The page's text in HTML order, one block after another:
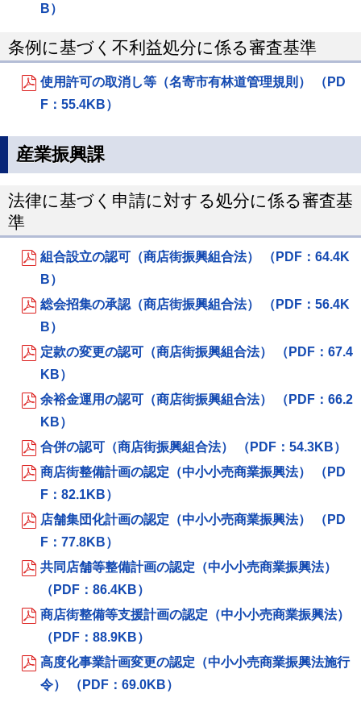
B）
条例に基づく不利益処分に係る審査基準
使用許可の取消し等（名寄市有林道管理規則） （PD
F：55.4KB）
産業振興課
法律に基づく申請に対する処分に係る審査基
準
組合設立の認可（商店街振興組合法） （PDF：64.4K
B）
総会招集の承認（商店街振興組合法） （PDF：56.4K
B）
定款の変更の認可（商店街振興組合法） （PDF：67.4
KB）
余裕金運用の認可（商店街振興組合法） （PDF：66.2
KB）
合併の認可（商店街振興組合法） （PDF：54.3KB）
商店街整備計画の認定（中小小売商業振興法） （PD
F：82.1KB）
店舗集団化計画の認定（中小小売商業振興法） （PD
F：77.8KB）
共同店舗等整備計画の認定（中小小売商業振興法）
（PDF：86.4KB）
商店街整備等支援計画の認定（中小小売商業振興法）
（PDF：88.9KB）
高度化事業計画変更の認定（中小小売商業振興法施行
令） （PDF：69.0KB）